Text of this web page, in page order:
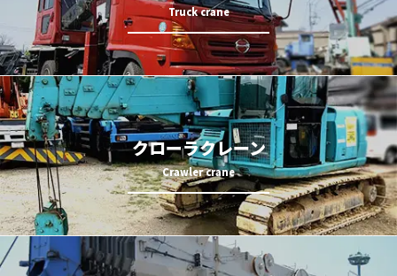
クローラクレーン